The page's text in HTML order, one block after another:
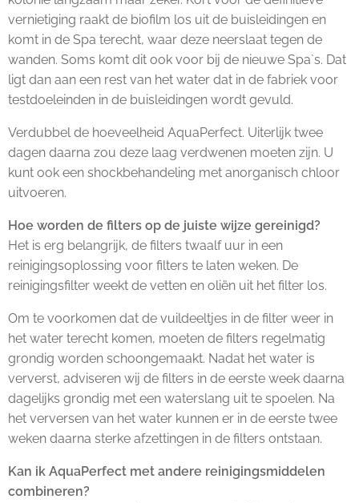
vernietiging raakt de biofilm los uit de buisleidingen en
komt in de Spa terecht, waar deze neerslaat tegen de
wanden. Soms komt dit ook voor bij de nieuwe Spa`s. Dat
ligt dan aan een rest van het water dat in de fabriek voor
testdoeleinden in de buisleidingen wordt gevuld.
Verdubbel de hoeveelheid AquaPerfect. Uiterlijk twee
dagen daarna zou deze laag verdwenen moeten zijn. U
kunt ook een shockbehandeling met anorganisch chloor
uitvoeren.
Hoe worden de filters op de juiste wijze gereinigd?
Het is erg belangrijk, de filters twaalf uur in een
reinigingsoplossing voor filters te laten weken. De
reinigingsfilter weekt de vetten en oliën uit het filter los.
Om te voorkomen dat de vuildeeltjes in de filter weer in
het water terecht komen, moeten de filters regelmatig
grondig worden schoongemaakt. Nadat het water is
ververst, adviseren wij de filters in de eerste week daarna
dagelijks grondig met een waterslang uit te spoelen. Na
het verversen van het water kunnen er in de eerste twee
weken daarna sterke afzettingen in de filters ontstaan.
Kan ik AquaPerfect met andere reinigingsmiddelen
combineren?